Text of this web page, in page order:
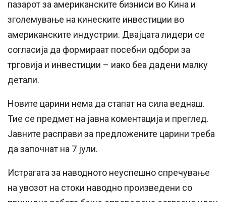
пазарот за американските бизниси во Кина и
зголемување на кинеските инвестиции во
американските индустрии. Двајцата лидери се
согласија да формираат посебни одбори за
трговија и инвестиции – иако беа дадени малку
детали.
Новите царини нема да стапат на сила веднаш.
Тие се предмет на јавна коментација и преглед.
Јавните расправи за предложените царини треба
да започнат на 7 јули.
Истрагата за наводното неуспешно спречување
на увозот на стоки наводно произведени со